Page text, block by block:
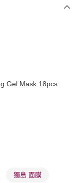
Gel Mask 18pcs
獨島 面膜